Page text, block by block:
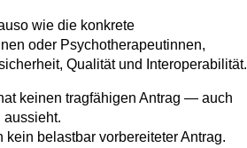
wie die konkrete
oder Psychotherapeutinnen,
Qualität und Interoperabilität.
keinen tragfähigen Antrag — auch
aussieht.
belastbar vorbereiteter Antrag.